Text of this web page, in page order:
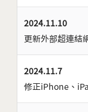
2024.11.10
更新外部超連結
2024.11.7
修正iPhone、